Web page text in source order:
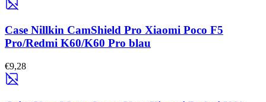
Case Nillkin CamShield Pro Xiaomi Poco F5
Pro/Redmi K60/K60 Pro blau
€9,28